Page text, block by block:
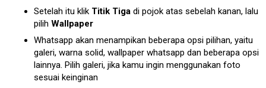
Setelah itu klik Titik Tiga di pojok atas sebelah kanan, lalu
pilih Wallpaper
Whatsapp akan menampikan beberapa opsi pilihan, yaitu
galeri, warna solid, wallpaper whatsapp dan beberapa opsi
lainnya. Pilih galeri, jika kamu ingin menggunakan foto
sesuai keinginan